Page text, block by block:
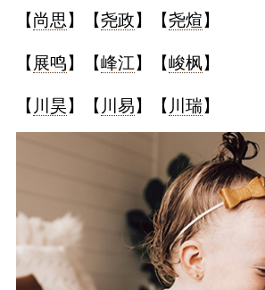
【尚思 】【尧政】【尧煊】
【 展鸣】【峰江】【峻枫】
【 川昊】【 川易】【 川瑞】